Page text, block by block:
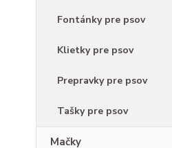
Fontánky pre psov
Klietky pre psov
Prepravky pre psov
Tašky pre psov
Mačky